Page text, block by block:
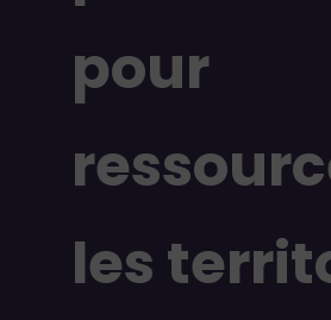
pour
les